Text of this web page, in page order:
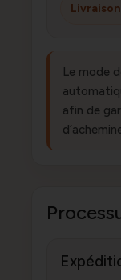
Le mode
afin de